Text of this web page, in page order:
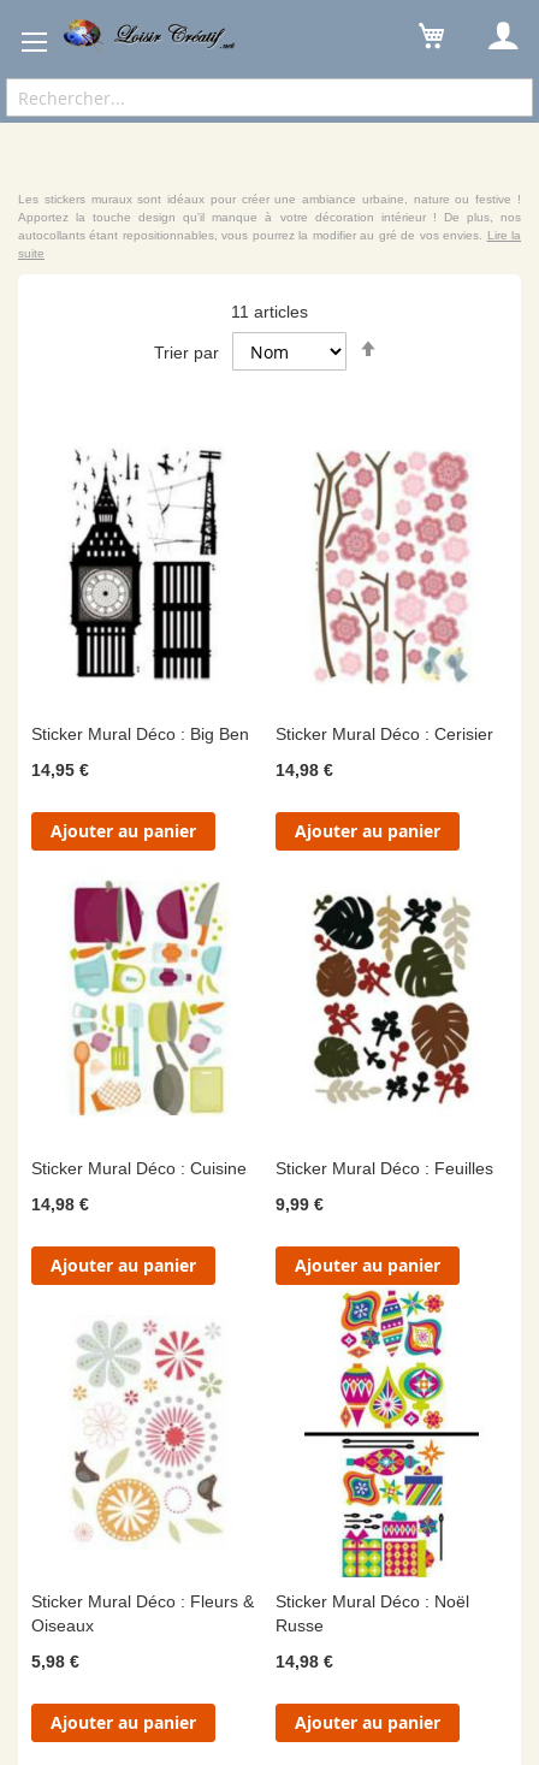
Les stickers muraux sont idéaux pour créer une ambiance urbaine, nature ou festive !
Apportez la touche design qu'il manque à votre décoration intérieur ! De plus, nos
autocollants étant repositionnables, vous pourrez la modifier au gré de vos envies.
Lire la
suite
11 articles
Trier par
Sticker Mural Déco : Big Ben
14,95 €
Ajouter au panier
Sticker Mural Déco : Cerisier
14,98 €
Ajouter au panier
Sticker Mural Déco : Cuisine
14,98 €
Ajouter au panier
Sticker Mural Déco : Feuilles
9,99 €
Ajouter au panier
Sticker Mural Déco : Fleurs &
Oiseaux
5,98 €
Ajouter au panier
Sticker Mural Déco : Noël
Russe
14,98 €
Ajouter au panier